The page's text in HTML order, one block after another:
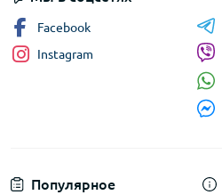
Популярное
Facebook
Instagram